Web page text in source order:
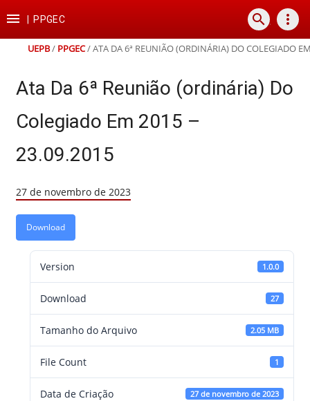
para
conteúdo
para
para
para
rodapé
 PPGEC search more_vert
UEPB/ PPGEC/ATA DA 6ª REUNIÃO (ORDINÁRIA) DO COLEGIADO
Ata Da 6ª Reunião (ordinária) Do
Colegiado Em 2015 –
23.09.2015
27 de novembro de 2023
Download
Version 1.0.0
Download 27
Tamanho do Arquivo 2.05 MB
File Count 1
Data de Criação 27 de novembro de 2023